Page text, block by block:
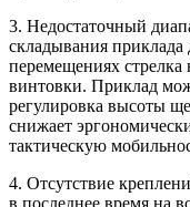
3. Недостаточный
складывания
перемещениях стрелка
винтовки. Приклад
регулировка высоты
снижает
тактическую
4. Отсутствие
в последнее время на